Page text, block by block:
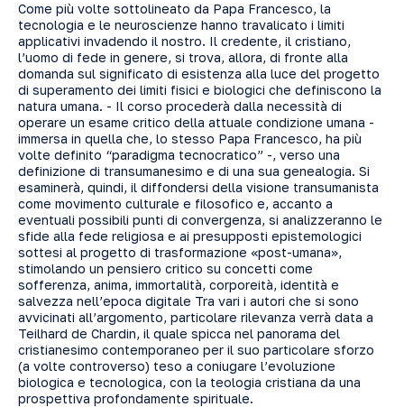
Come più volte sottolineato da Papa Francesco, la
tecnologia e le neuroscienze hanno travalicato i limiti
applicativi invadendo il nostro. Il credente, il cristiano,
l’uomo di fede in genere, si trova, allora, di fronte alla
domanda sul significato di esistenza alla luce del progetto
di superamento dei limiti fisici e biologici che definiscono la
natura umana. - Il corso procederà dalla necessità di
operare un esame critico della attuale condizione umana -
immersa in quella che, lo stesso Papa Francesco, ha più
volte definito “paradigma tecnocratico” -, verso una
definizione di transumanesimo e di una sua genealogia. Si
esaminerà, quindi, il diffondersi della visione transumanista
come movimento culturale e filosofico e, accanto a
eventuali possibili punti di convergenza, si analizzeranno le
sfide alla fede religiosa e ai presupposti epistemologici
sottesi al progetto di trasformazione «post-umana»,
stimolando un pensiero critico su concetti come
sofferenza, anima, immortalità, corporeità, identità e
salvezza nell’epoca digitale Tra vari i autori che si sono
avvicinati all’argomento, particolare rilevanza verrà data a
Teilhard de Chardin, il quale spicca nel panorama del
cristianesimo contemporaneo per il suo particolare sforzo
(a volte controverso) teso a coniugare l’evoluzione
biologica e tecnologica, con la teologia cristiana da una
prospettiva profondamente spirituale.